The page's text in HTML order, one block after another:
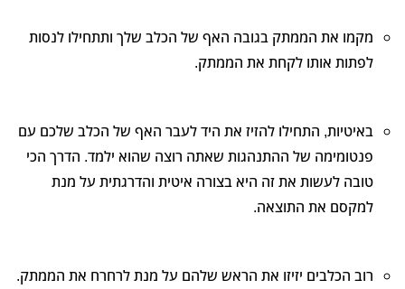
מקמו את הממתק בגובה האף של הכלב שלך ותתחילו לנסות
לפתות אותו לקחת את הממתק.
באיטיות, התחילו להזיז את היד לעבר האף של הכלב שלכם עם
פנטומימה של ההתנהגות שאתה רוצה שהוא ילמד. הדרך הכי
טובה לעשות את זה היא בצורה איטית והדרגתית על מנת
למקסם את התוצאה.
רוב הכלבים יזיזו את הראש שלהם על מנת לרחרח את הממתק.